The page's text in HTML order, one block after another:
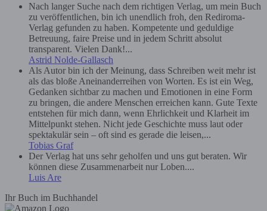
Nach langer Suche nach dem richtigen Verlag, um mein Buch
zu veröffentlichen, bin ich unendlich froh, den Rediroma-
Verlag gefunden zu haben. Kompetente und geduldige
Betreuung, faire Preise und in jedem Schritt absolut
transparent. Vielen Dank!...
Astrid Nolde-Gallasch
Als Autor bin ich der Meinung, dass Schreiben weit mehr ist
als das bloße Aneinanderreihen von Worten. Es ist ein Weg,
Gedanken sichtbar zu machen und Emotionen in eine Form
zu bringen, die andere Menschen erreichen kann. Gute Texte
entstehen für mich dann, wenn Ehrlichkeit und Klarheit im
Mittelpunkt stehen. Nicht jede Geschichte muss laut oder
spektakulär sein – oft sind es gerade die leisen,...
Tobias Graf
Der Verlag hat uns sehr geholfen und uns gut beraten. Wir
können diese Zusammenarbeit nur Loben....
Luis Are
Ihr Buch im Buchhandel